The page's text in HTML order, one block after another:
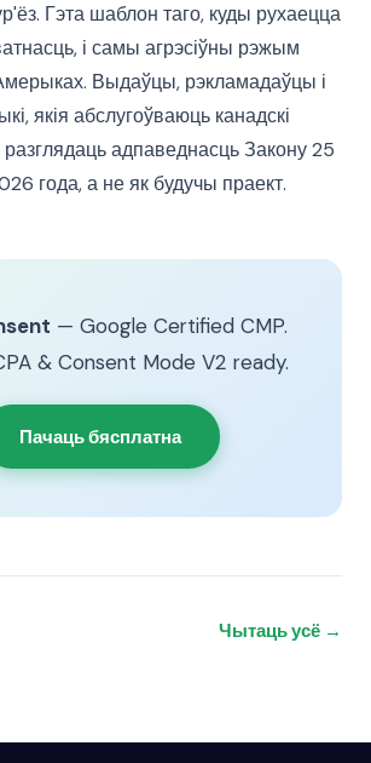
Гэта шаблон таго, куды рухаецца
і самы агрэсіўны рэжым
Выдаўцы, рэкламадаўцы і
якія абслугоўваюць канадскі
разглядаць адпаведнасць Закону 25
года, а не як будучы праект.
— Google Certified CMP.
& Consent Mode V2 ready.
Пачаць бясплатна
Чытаць усё →